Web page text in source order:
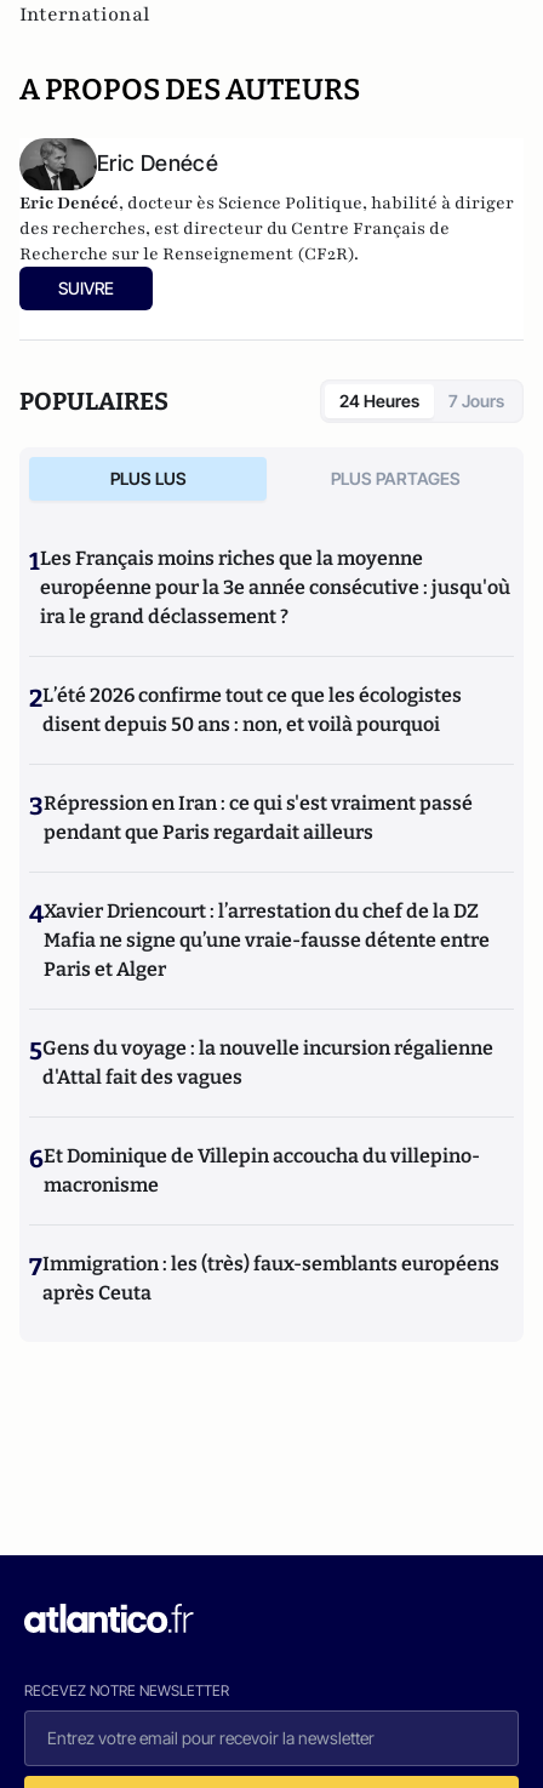
International
A PROPOS DES AUTEURS
Eric Denécé
Eric Denécé, docteur ès Science Politique, habilité à diriger
des recherches, est directeur du Centre Français de
Recherche sur le Renseignement (CF2R).
SUIVRE
POPULAIRES 24 Heures 7 Jours
PLUS LUS PLUS PARTAGES
1Les Français moins riches que la moyenne
européenne pour la 3e année consécutive : jusqu'où
ira le grand déclassement ?
2L’été 2026 confirme tout ce que les écologistes
disent depuis 50 ans : non, et voilà pourquoi
3Répression en Iran : ce qui s'est vraiment passé
pendant que Paris regardait ailleurs
4Xavier Driencourt : l’arrestation du chef de la DZ
Mafia ne signe qu’une vraie-fausse détente entre
Paris et Alger
5Gens du voyage : la nouvelle incursion régalienne
d'Attal fait des vagues
6Et Dominique de Villepin accoucha du villepino-
macronisme
7Immigration : les (très) faux-semblants européens
après Ceuta
RECEVEZ NOTRE NEWSLETTER